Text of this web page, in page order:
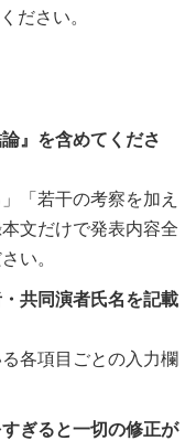
ださい。
』を含めてくださ
「若干の考察を加え
文だけで発表内容全
い。
共同演者氏名を記載
各項目ごとの入力欄
ぎると一切の修正が